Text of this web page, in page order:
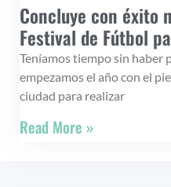
Concluye con éxito
Festival de Fútbol
Teníamos tiempo sin haber
empezamos el año con el
ciudad para realizar
Read More »